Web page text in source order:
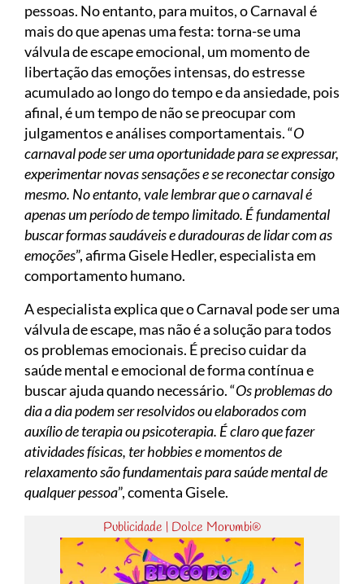
pessoas. No entanto, para muitos, o Carnaval é
mais do que apenas uma festa: torna-se uma
válvula de escape emocional, um momento de
libertação das emoções intensas, do estresse
acumulado ao longo do tempo e da ansiedade, pois
afinal, é um tempo de não se preocupar com
julgamentos e análises comportamentais. “O
carnaval pode ser uma oportunidade para se expressar,
experimentar novas sensações e se reconectar consigo
mesmo. No entanto, vale lembrar que o carnaval é
apenas um período de tempo limitado. É fundamental
buscar formas saudáveis e duradouras de lidar com as
emoções”, afirma Gisele Hedler, especialista em
comportamento humano.
A especialista explica que o Carnaval pode ser uma
válvula de escape, mas não é a solução para todos
os problemas emocionais. É preciso cuidar da
saúde mental e emocional de forma contínua e
buscar ajuda quando necessário. “Os problemas do
dia a dia podem ser resolvidos ou elaborados com
auxílio de terapia ou psicoterapia. É claro que fazer
atividades físicas, ter hobbies e momentos de
relaxamento são fundamentais para saúde mental de
qualquer pessoa”, comenta Gisele.
Publicidade | Dolce Morumbi®